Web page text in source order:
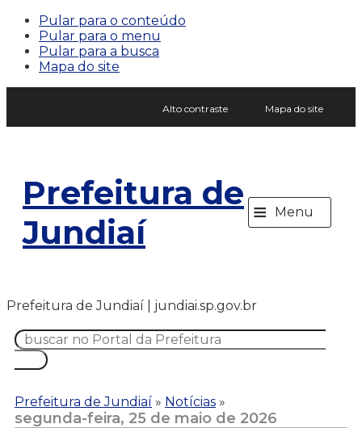
Pular para o conteúdo
Pular para o menu
Pular para a busca
Mapa do site
Alto contraste Mapa do site
Prefeitura de
Jundiaí
≡ Menu
Prefeitura de Jundiaí | jundiai.sp.gov.br
Prefeitura de Jundiaí » Notícias »
segunda-feira, 25 de maio de 2026